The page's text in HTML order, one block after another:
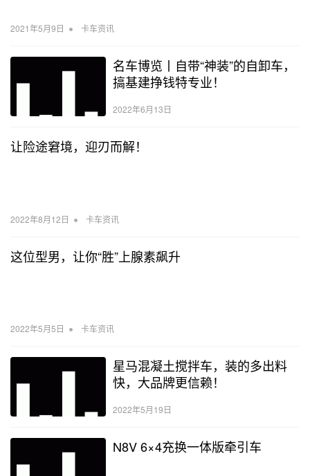
2021年5月9日 • 卡车资讯
名车博览丨自带“神装”的自卸车，
搞基建挣钱特专业！
2022年6月13日
让险途窘境，迎刃而解！
2022年8月12日 • 卡车资讯
这位型男，让你“胜”上腺素飙升
2022年5月5日 • 卡车资讯
星马混凝土搅拌车，装的多出料
快，大品牌更信赖！
2022年5月19日
N8V 6×4充换一体版牵引车